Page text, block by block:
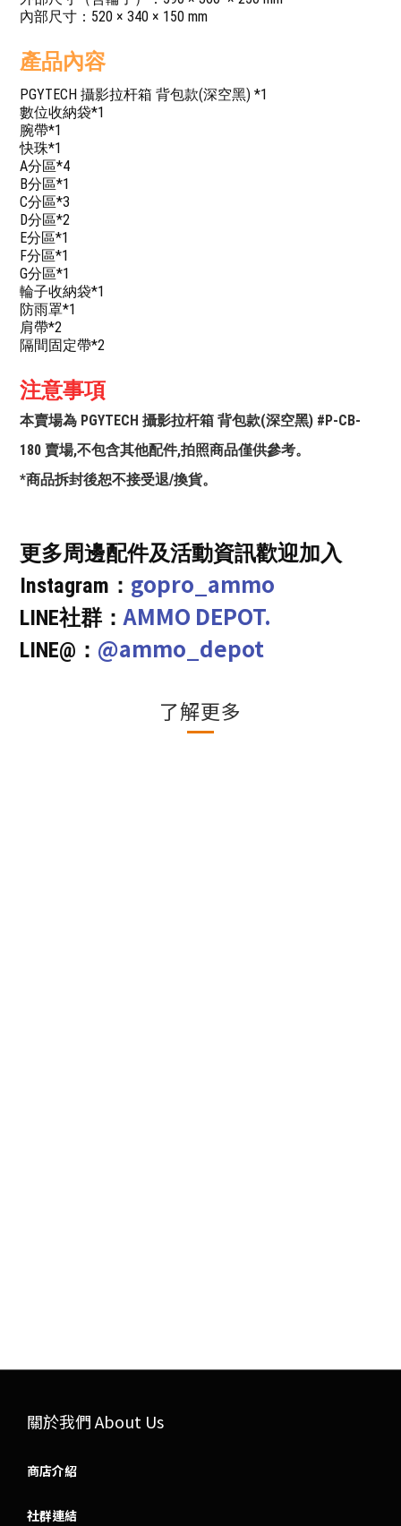
內部尺寸：520 × 340 × 150 mm
產品內容
PGYTECH 攝影拉杆箱 背包款(深空黑) *1
數位收納袋*1
腕帶*1
快珠*1
A分區*4
B分區*1
C分區*3
D分區*2
E分區*1
F分區*1
G分區*1
輪子收納袋*1
防雨罩*1
肩帶*2
隔間固定帶*2
注意事項
本賣場為 PGYTECH 攝影拉杆箱 背包款(深空黑) #P-CB-
180 賣場,不包含其他配件,拍照商品僅供參考。
*商品拆封後恕不接受退/換貨。
更多周邊配件及活動資訊歡迎加入
Instagram： gopro_ammo
LINE社群：AMMO DEPOT.
LINE@： @ammo_depot
了解更多
關於我們 About Us
商店介紹
社群連結